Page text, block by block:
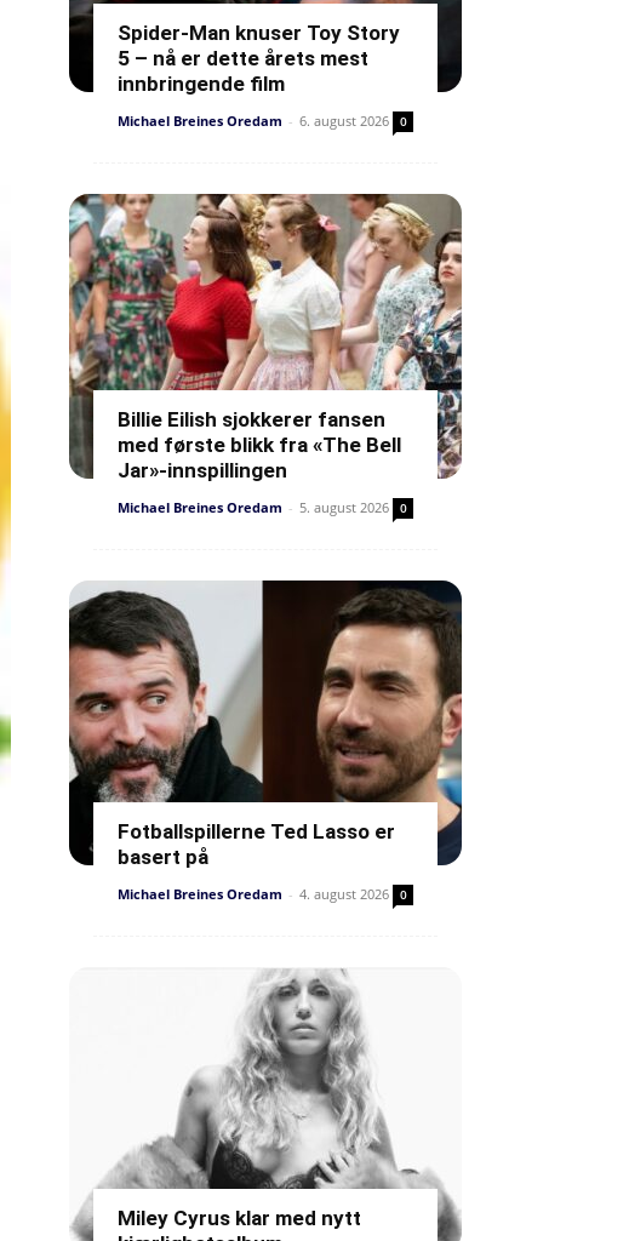
Spider-Man knuser Toy Story
5 – nå er dette årets mest
innbringende film
Michael Breines Oredam - 6. august 2026 0
Billie Eilish sjokkerer fansen
med første blikk fra «The Bell
Jar»-innspillingen
Michael Breines Oredam - 5. august 2026 0
Fotballspillerne Ted Lasso er
basert på
Michael Breines Oredam - 4. august 2026 0
Miley Cyrus klar med nytt